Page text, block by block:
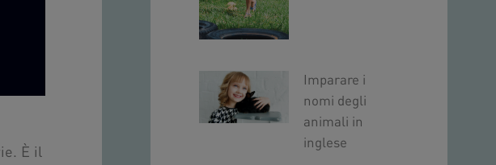
È il
Imparare i
nomi degli
animali in
inglese